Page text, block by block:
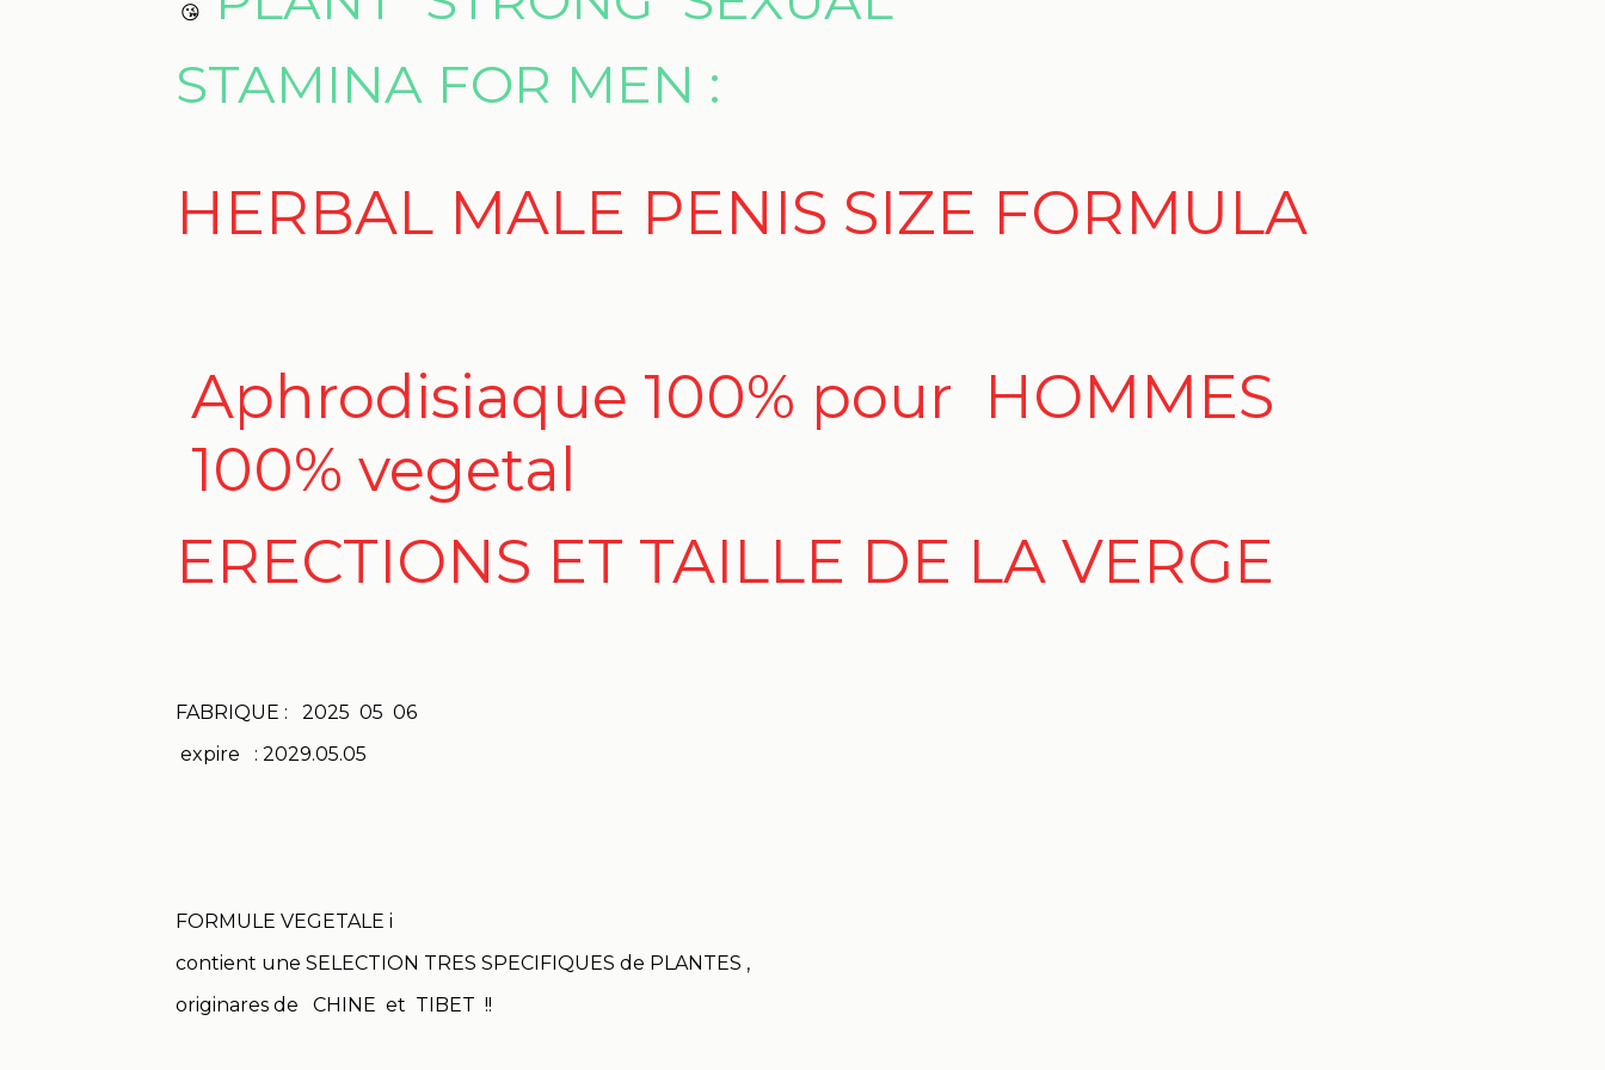
😘
STAMINA FOR MEN :
HERBAL MALE PENIS SIZE FORMULA
Aphrodisiaque 100% pour HOMMES
100% vegetal
ERECTIONS ET TAILLE DE LA VERGE
FABRIQUE : 2025 05 06
expire : 2029.05.05
FORMULE VEGETALE i
contient une SELECTION TRES SPECIFIQUES de PLANTES ,
originares de CHINE et TIBET !!